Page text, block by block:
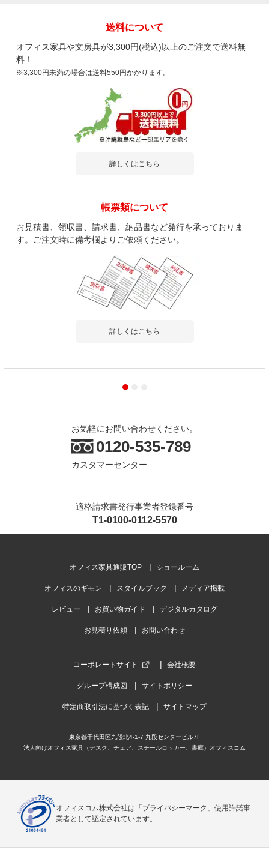
送料について
オフィス家具や文房具が3,300円(税込)以上のご注文で送料無
料！
※3,300円未満の場合は送料550円かかります。
詳しくはこちら
帳票類について
お見積書、領収書、請求書、納品書など発行を承っておりま
す。ご注文時に備考欄よりご依頼ください。
詳しくはこちら
お気軽にお問い合わせください。
0120-535-789
カスタマーセンター
適格請求書発行事業者登録番号
T1-0100-0112-5570
オフィス家具通販TOP ショールーム
オフィスのギモン スタイルブック メディア掲載
レビュー お買い物ガイド デジタルカタログ
お見積り依頼 お問い合わせ
コーポレートサイト 会社概要
グループ構成図 サイトポリシー
特定商取引法に基づく表記 サイトマップ
東京都千代田区九段北4-1-7 九段センタービル7F
法人向けオフィス家具（デスク、チェア、スチールロッカー、書庫）オフィスコム
オフィスコム株式会社は「プライバシーマーク」使用許諾事
業者として認定されています。